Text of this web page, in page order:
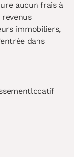
aucun frais à
revenus
immobiliers,
dans